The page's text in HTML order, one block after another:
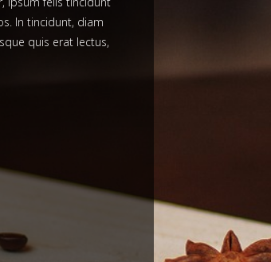
In tincidunt, diam
quis erat lectus,